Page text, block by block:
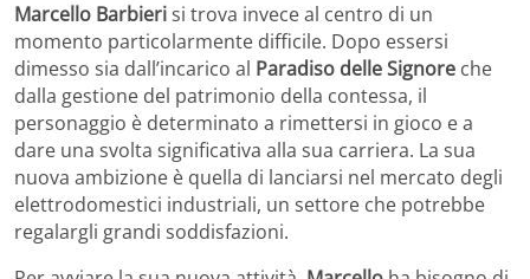
Marcello Barbierisi trova invece al centro di un
momento particolarmente difficile. Dopo essersi
dimesso sia dall’incarico al Paradiso delle Signore che
dalla gestione del patrimonio della contessa, il
personaggio è determinato a rimettersi in gioco e a
dare una svolta significativa alla sua carriera. La sua
nuova ambizione è quella di lanciarsi nel mercato degli
elettrodomestici industriali, un settore che potrebbe
regalargli grandi soddisfazioni.